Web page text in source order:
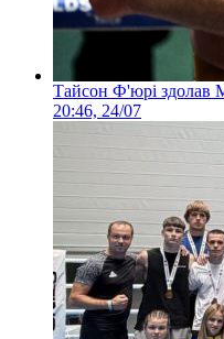
Тайсон Ф'юрі здолав
20:46, 24/07